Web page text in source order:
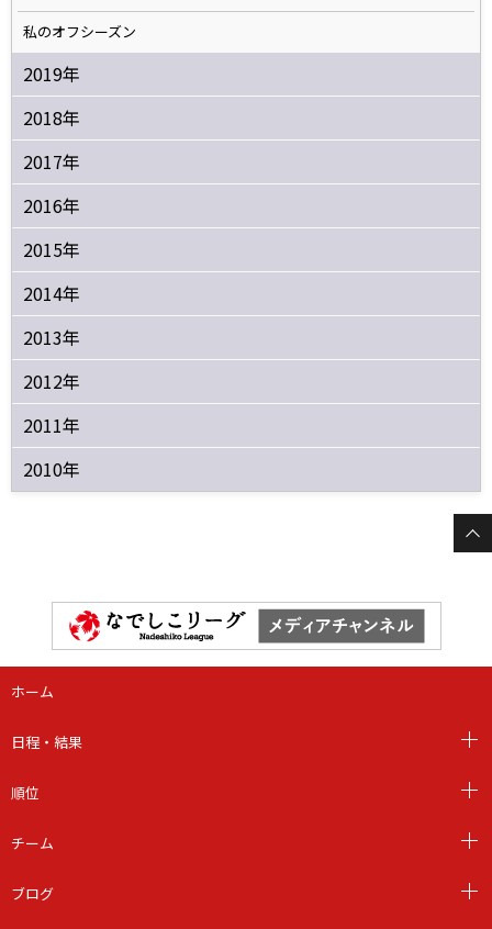
私のオフシーズン
2019年
2018年
2017年
2016年
2015年
2014年
2013年
2012年
2011年
2010年
ホーム
日程・結果
順位
チーム
ブログ